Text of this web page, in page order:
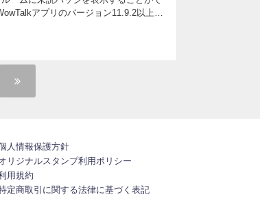
アプリのバージョン11.9.2以上か
人情報保護方針
リジナルスタンプ利用ポリシー
用規約
定商取引に関する法律に基づく表記